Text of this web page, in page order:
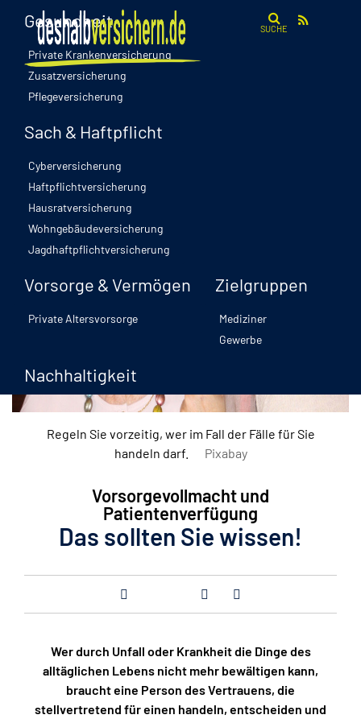
SUCHE
Gesundheit
Private Krankenversicherung
Zusatzversicherung
Pflegeversicherung
Sach & Haftpflicht
Cyberversicherung
Haftpflichtversicherung
Hausratversicherung
Wohngebäudeversicherung
Jagdhaftpflichtversicherung
Vorsorge & Vermögen
Private Altersvorsorge
Zielgruppen
Mediziner
Gewerbe
Nachhaltigkeit
Regeln Sie vorzeitig, wer im Fall der Fälle für Sie
handeln darf.
Pixabay
Vorsorgevollmacht und
Patientenverfügung
Das sollten Sie wissen!
Wer durch Unfall oder Krankheit die Dinge des
alltäglichen Lebens nicht mehr bewältigen kann,
braucht eine Person des Vertrauens, die
stellvertretend für einen handeln, entscheiden und